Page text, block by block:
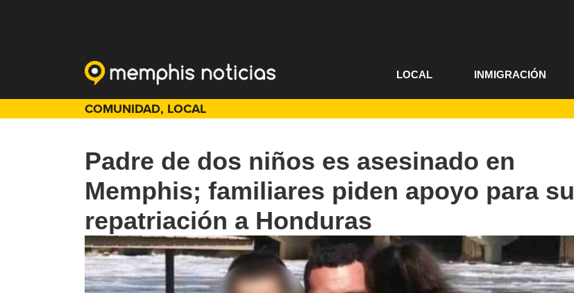
LOCAL INMIGRACIÓN
COMUNIDAD, LOCAL
Padre de dos niños es asesinado en
Memphis; familiares piden apoyo para su
repatriación a Honduras